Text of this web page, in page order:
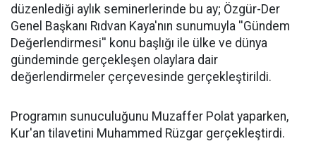
düzenlediği aylık seminerlerinde bu ay; Özgür-Der
Genel Başkanı Rıdvan Kaya'nın sunumuyla ''Gündem
Değerlendirmesi'' konu başlığı ile ülke ve dünya
gündeminde gerçekleşen olaylara dair
değerlendirmeler çerçevesinde gerçekleştirildi.
Programın sunuculuğunu Muzaffer Polat yaparken,
Kur'an tilavetini Muhammed Rüzgar gerçekleştirdi.